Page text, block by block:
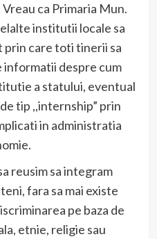
ca Primaria Mun.
institutii locale sa
care toti tinerii sa
informatii despre cum
a statului, eventual
tip ,,internship” prin
in administratia
reusim sa integram
fara sa mai existe
pe baza de
etnie, religie sau